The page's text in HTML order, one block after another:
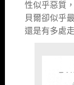
性似乎惡質
貝爾卻似乎
還是有多處